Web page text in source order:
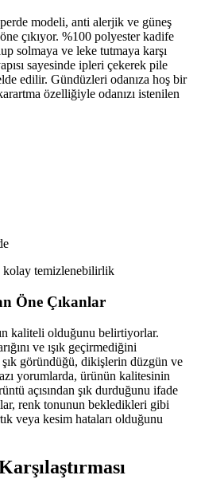
modeli, anti alerjik ve güneş
çıkıyor. %100 polyester kadife
solmaya ve leke tutmaya karşı
sayesinde ipleri çekerek pile
edilir. Gündüzleri odanıza hoş bir
özelliğiyle odanızı istenilen
kolay temizlenebilirlik
Öne Çıkanlar
kaliteli olduğunu belirtiyorlar.
ve ışık geçirmediğini
göründüğü, dikişlerin düzgün ve
yorumlarda, ürünün kalitesinin
açısından şık durduğunu ifade
renk tonunun bekledikleri gibi
veya kesim hataları olduğunu